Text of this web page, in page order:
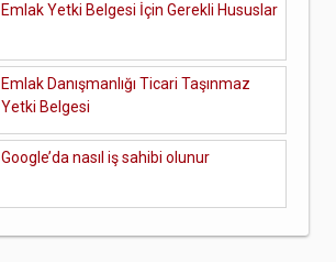
Emlak Yetki Belgesi İçin Gerekli Hususlar
Emlak Danışmanlığı Ticari Taşınmaz
Yetki Belgesi
Google’da nasıl iş sahibi olunur